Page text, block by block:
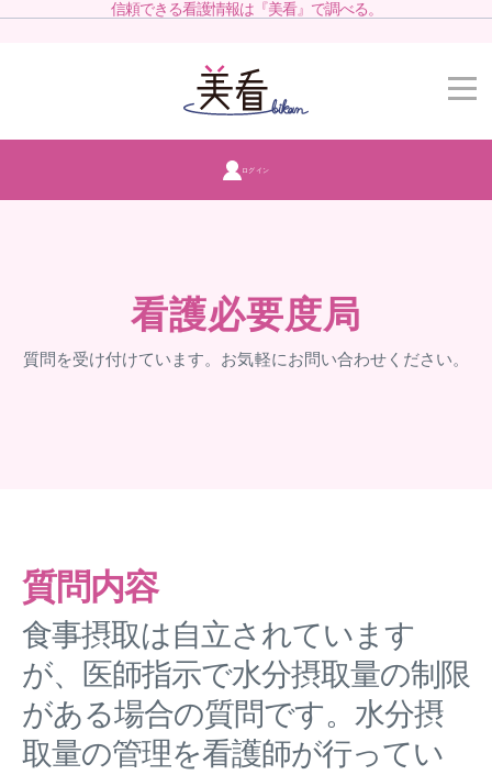
信頼できる看護情報は『美看』で調べる。
ログイン
看護必要度局
質問を受け付けています。お気軽にお問い合わせください。
質問内容
食事摂取は自立されています
が、医師指示で水分摂取量の制限
がある場合の質問です。水分摂
取量の管理を看護師が行ってい